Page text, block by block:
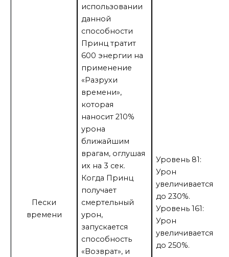
Пески
времени
использовании
данной
способности
Принц тратит
600 энергии на
применение
«Разрухи
времени»,
которая
наносит 210%
урона
ближайшим
врагам, оглушая
их на 3 сек.
Когда Принц
получает
смертельный
урон,
запускается
способность
«Возврат», и
Уровень 81:
Урон
увеличивается
до 230%.
Уровень 161:
Урон
увеличивается
до 250%.